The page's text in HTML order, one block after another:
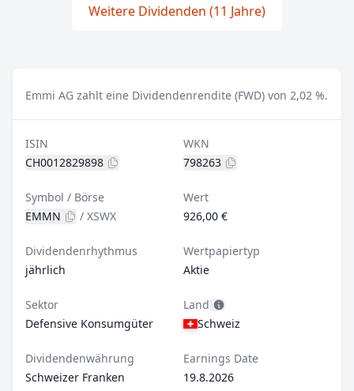
Weitere Dividenden (11 Jahre)
Emmi AG zahlt eine Dividendenrendite (FWD) von 2,02 %.
ISIN
CH0012829898
WKN
798263
Symbol / Börse
EMMN
/ XSWX
Wert
926,00 €
Dividendenrhythmus
jährlich
Wertpapiertyp
Aktie
Sektor
Defensive Konsumgüter
Land
Schweiz
Dividendenwährung
Schweizer Franken
Earnings Date
19.8.2026